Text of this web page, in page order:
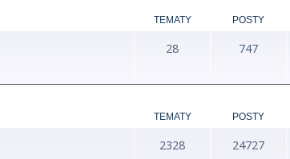
TEMATY POSTY
28 747
TEMATY POSTY
2328 24727